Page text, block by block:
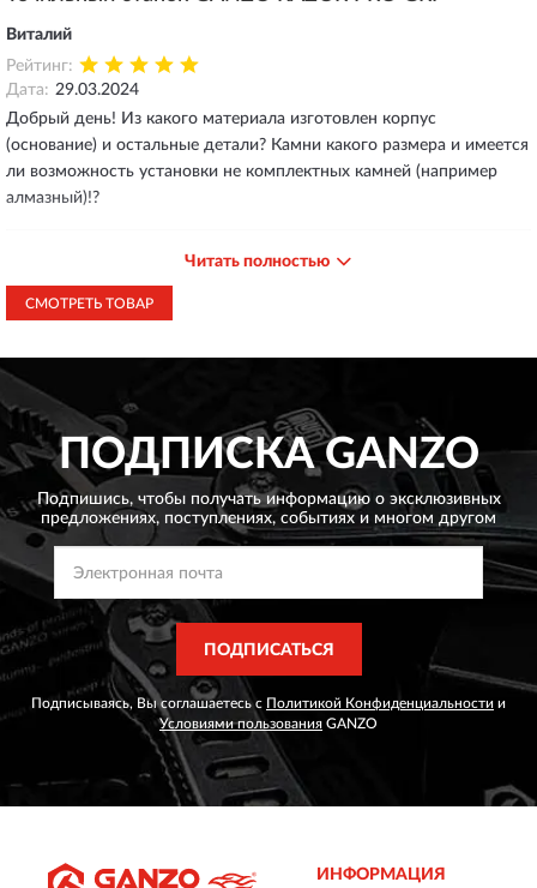
Виталий
Рейтинг:
Дата: 29.03.2024
Добрый день! Из какого материала изготовлен корпус
(основание) и остальные детали? Камни какого размера и имеется
ли возможность установки не комплектных камней (например
алмазный)!?
Ответ магазина
01.04.2024
Добрый день! Основа - силумин. Направляющие из
Читать полностью
СМОТРЕТЬ ТОВАР
ПОДПИСКАGANZO
Подпишись, чтобы получать информацию о эксклюзивных
предложениях, поступлениях, событиях и многом другом
ПОДПИСАТЬСЯ
Подписываясь, Вы соглашаетесь с Политикой Конфиденциальности и
Условиями пользования GANZO
ИНФОРМАЦИЯ